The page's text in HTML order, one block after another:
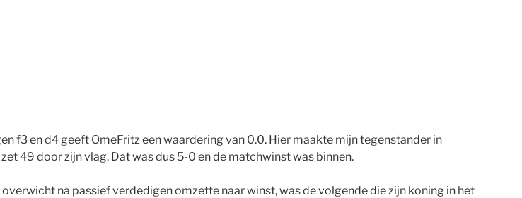
f3 en d4 geeft OmeFritz een waardering van 0.0. Hier maakte mijn tegenstander in
49 door zijn vlag. Dat was dus 5-0 en de matchwinst was binnen.
na passief verdedigen omzette naar winst, was de volgende die zijn koning in het